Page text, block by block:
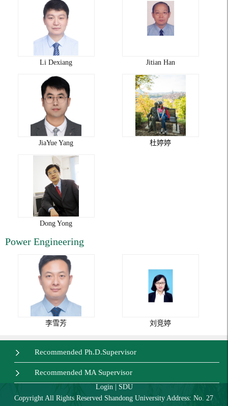
Li Dexiang Jitian Han
JiaYue Yang 杜婷婷
Dong Yong
Power Engineering
李雪芳 刘竞婷
Recommended Ph.D.Supervisor
Recommended MA Supervisor
Login| SDU
Copyright All Rights Reserved Shandong University Address: No. 27